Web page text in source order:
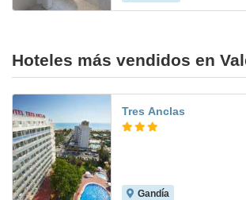
Hoteles más vendidos en
Tres Anclas
Gandía